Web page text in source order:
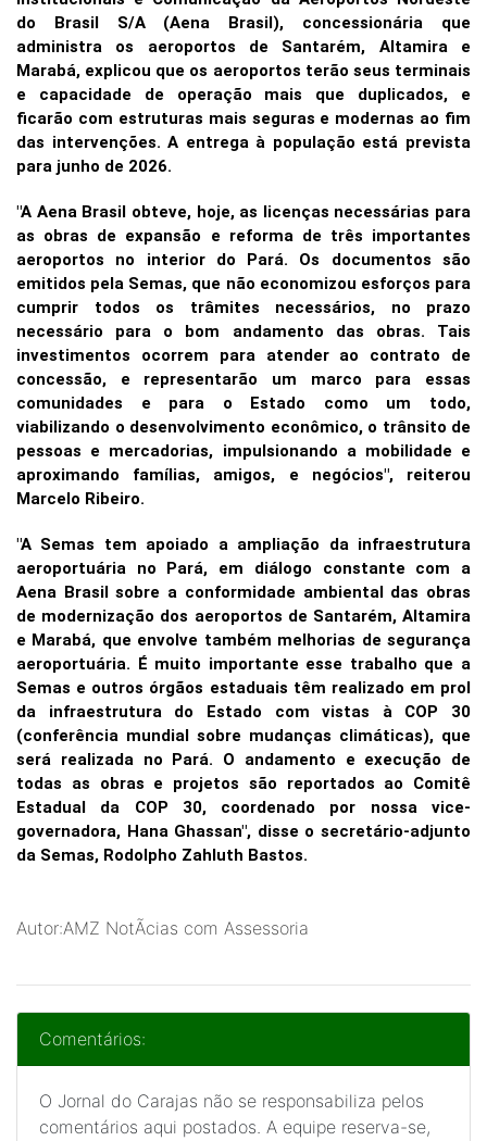
do Brasil S/A (Aena Brasil), concessionária que
administra os aeroportos de Santarém, Altamira e
Marabá, explicou que os aeroportos terão seus terminais
e capacidade de operação mais que duplicados, e
ficarão com estruturas mais seguras e modernas ao fim
das intervenções. A entrega à população está prevista
para junho de 2026.
"A Aena Brasil obteve, hoje, as licenças necessárias para
as obras de expansão e reforma de três importantes
aeroportos no interior do Pará. Os documentos são
emitidos pela Semas, que não economizou esforços para
cumprir todos os trâmites necessários, no prazo
necessário para o bom andamento das obras. Tais
investimentos ocorrem para atender ao contrato de
concessão, e representarão um marco para essas
comunidades e para o Estado como um todo,
viabilizando o desenvolvimento econômico, o trânsito de
pessoas e mercadorias, impulsionando a mobilidade e
aproximando famílias, amigos, e negócios", reiterou
Marcelo Ribeiro.
"A Semas tem apoiado a ampliação da infraestrutura
aeroportuária no Pará, em diálogo constante com a
Aena Brasil sobre a conformidade ambiental das obras
de modernização dos aeroportos de Santarém, Altamira
e Marabá, que envolve também melhorias de segurança
aeroportuária. É muito importante esse trabalho que a
Semas e outros órgãos estaduais têm realizado em prol
da infraestrutura do Estado com vistas à COP 30
(conferência mundial sobre mudanças climáticas), que
será realizada no Pará. O andamento e execução de
todas as obras e projetos são reportados ao Comitê
Estadual da COP 30, coordenado por nossa vice-
governadora, Hana Ghassan", disse o secretário-adjunto
da Semas, Rodolpho Zahluth Bastos.
Autor:AMZ NotÃ­cias com Assessoria
Comentários:
O Jornal do Carajas não se responsabiliza pelos
comentários aqui postados. A equipe reserva-se,